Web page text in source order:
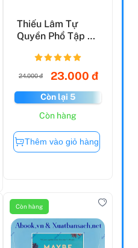
Thiếu Lâm Tự
Quyền Phổ Tập 2
24.000 đ 23.000 đ
Còn lại 5
Còn hàng
Thêm vào giỏ hàng
Còn hàng